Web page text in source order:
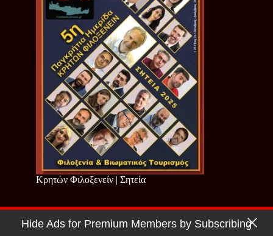
Κρητών Φιλοξενείν | Σητεία
Copyright © 2026 - Cretan Business | Κρητών Επιχειρείν
Hide Ads for Premium Members by Subscribing